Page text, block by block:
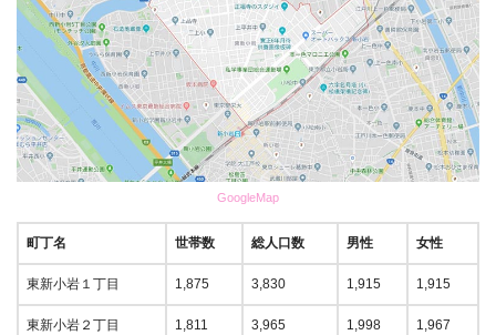
GoogleMap
町丁名 世帯数 総人口数 男性 女性
東新小岩１丁目 1,875 3,830 1,915 1,915
東新小岩２丁目 1,811 3,965 1,998 1,967